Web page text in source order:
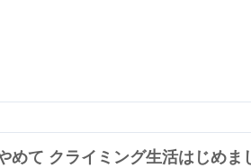
めて クライミング生活はじめま